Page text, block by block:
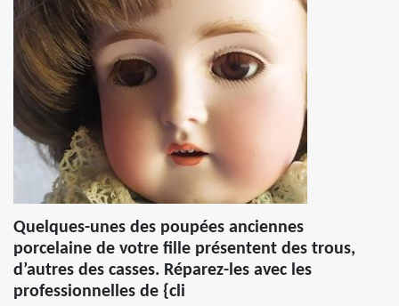
Quelques-unes des poupées anciennes
porcelaine de votre fille présentent des trous,
d’autres des casses. Réparez-les avec les
professionnelles de {cli